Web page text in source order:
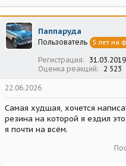
а
к
ц
и
и
Паппаруда
Пользователь 5 лет на
Регистрация 31.03.2019
Оценка реакций
2 523
22.06.2026
Самая худшая, хочется
резина на которой я ездил
я почти на всëм.